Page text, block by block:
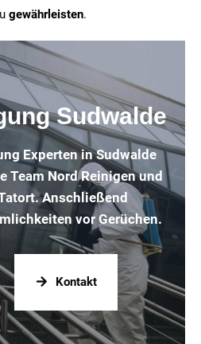
gewährleisten.
Sudwalde
Experten in Sudwalde
Team Nord Reinigen und
Anschließend
vor Gerüchen.
Kontakt